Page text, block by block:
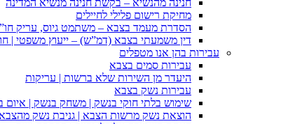
חנינה מהנשיא – בקשת חנינה מנשיא המדינה
מחיקת רישום פלילי לחיילים
הסדרת מעמד בצבא – משתמט גיוס, עריק
דין משמעתי בצבא (דמ”ש) – ייעוץ משפטי |
עבירות בהן אנו מטפלים
עבירות סמים בצבא
היעדר מן השירות שלא ברשות | עריקות
עבירות נשק בצבא
שימוש בלתי חוקי בנשק | משחק בנשק | איום
הוצאת נשק מרשות הצבא | גניבת נשק מהצבא